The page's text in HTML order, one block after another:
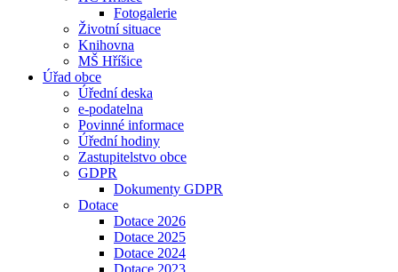
Fotogalerie
Životní situace
Knihovna
MŠ Hříšice
Úřad obce
Úřední deska
e-podatelna
Povinné informace
Úřední hodiny
Zastupitelstvo obce
GDPR
Dokumenty GDPR
Dotace
Dotace 2026
Dotace 2025
Dotace 2024
Dotace 2023